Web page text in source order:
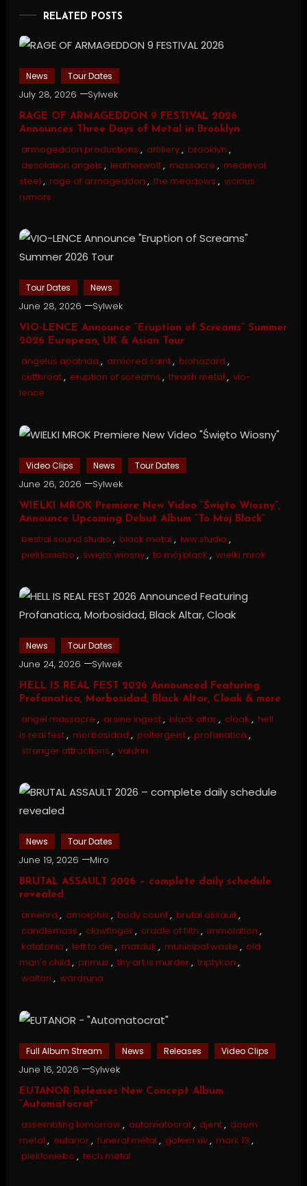
RELATED POSTS
News Tour Dates
July 28, 2026 Sylwek
RAGE OF ARMAGEDDON 9 FESTIVAL 2026
Announces Three Days of Metal in Brooklyn
armageddon productions , artillery, brooklyn ,
desolation angels , leatherwolf, massacre , medieval
steel , rage of armageddon , the meadows , vicious
rumors
Tour Dates News
June 28, 2026 Sylwek
VIO-LENCE Announce “Eruption of Screams” Summer
2026 European, UK & Asian Tour
angelus apatrida , armored saint, biohazard ,
cutthroat, eruption of screams , thrash metal , vio-
lence
Video Clips News Tour Dates
June 26, 2026 Sylwek
WIELKI MROK Premiere New Video “Święto Wiosny”,
Announce Upcoming Debut Album “To Mój Black”
bestial sound studio , black metal , lww studio ,
piekloniebo , święto wiosny, to mój black , wielki mrok
News Tour Dates
June 24, 2026 Sylwek
HELL IS REAL FEST 2026 Announced Featuring
Profanatica, Morbosidad, Black Altar, Cloak & more
angel massacre , arsine ingest, black altar, cloak , hell
is real fest, morbosidad , poltergeist, profanatica ,
stranger attractions , valdrin
News Tour Dates
June 19, 2026 Miro
BRUTAL ASSAULT 2026 – complete daily schedule
revealed
amenra , amorphis , body count, brutal assault,
candlemass , clawfinger, cradle of filth , immolation ,
katatonia , left to die , marduk , municipal waste , old
man's child , primus , thy art is murder, triptykon ,
waltari , wardruna
Full Album Stream News Releases Video Clips
June 16, 2026 Sylwek
EUTANOR Releases New Concept Album
“Automatocrat”
assembling tomorrow, automatocrat, djent, doom
metal , eutanor, funeral metal , golem xiv, mark 13 ,
piekloniebo , tech metal